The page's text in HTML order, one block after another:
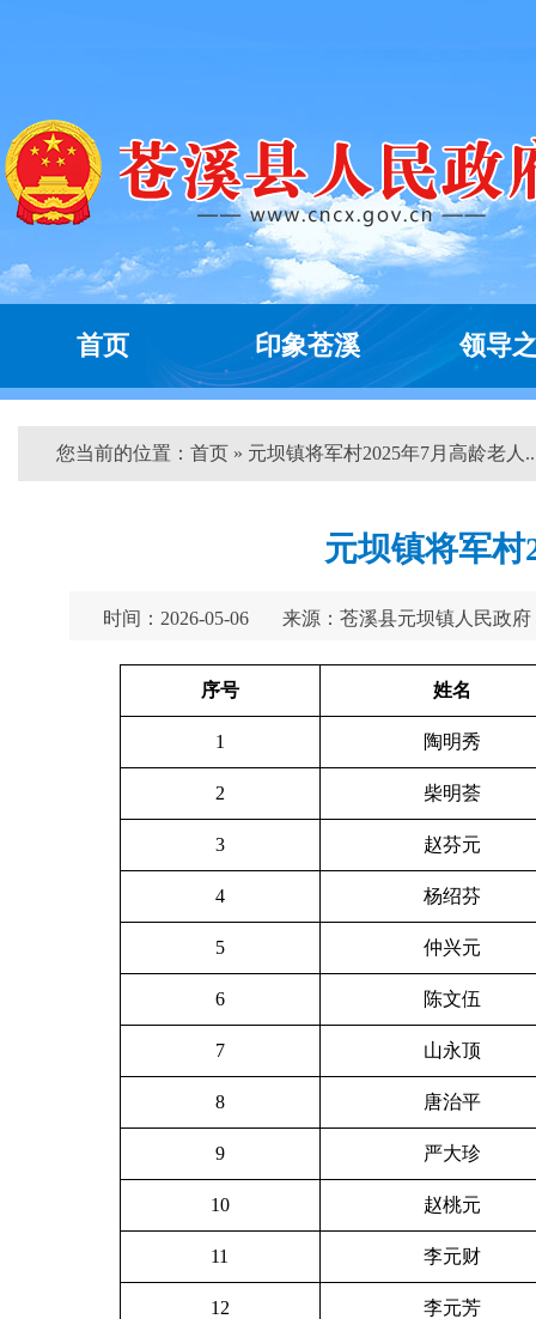
首页 印象苍溪 领导
您当前的位置： 首页 » 元坝镇将军村2025年7月高龄老人
元坝镇将军村
时间：2026-05-06 来源：苍溪县元坝镇人民政府
序号 姓名
1 陶明秀
2 柴明荟
3 赵芬元
4 杨绍芬
5 仲兴元
6 陈文伍
7 山永顶
8 唐治平
9 严大珍
10 赵桃元
11 李元财
12 李元芳